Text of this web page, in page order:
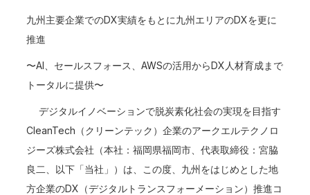
九州主要企業でのDX実績をもとに九州エリアのDXを更に
推進
〜AI、セールスフォース、AWSの活用からDX人材育成まで
トータルに提供〜
デジタルイノベーションで脱炭素化社会の実現を目指す
CleanTech（クリーンテック）企業のアークエルテクノロ
ジーズ株式会社（本社：福岡県福岡市、代表取締役：宮脇
良二、以下「当社」）は、この度、九州をはじめとした地
方企業のDX（デジタルトランスフォーメーション）推進コ